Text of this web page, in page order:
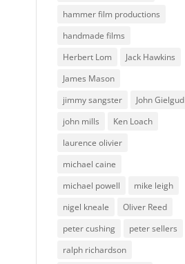
hammer film productions
handmade films
Herbert Lom
Jack Hawkins
James Mason
jimmy sangster
John Gielgud
john mills
Ken Loach
laurence olivier
michael caine
michael powell
mike leigh
nigel kneale
Oliver Reed
peter cushing
peter sellers
ralph richardson